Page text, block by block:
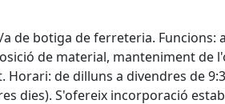
de botiga de ferreteria. Funcions:
de material, manteniment de
de dilluns a divendres de
dies). S'ofereix incorporació